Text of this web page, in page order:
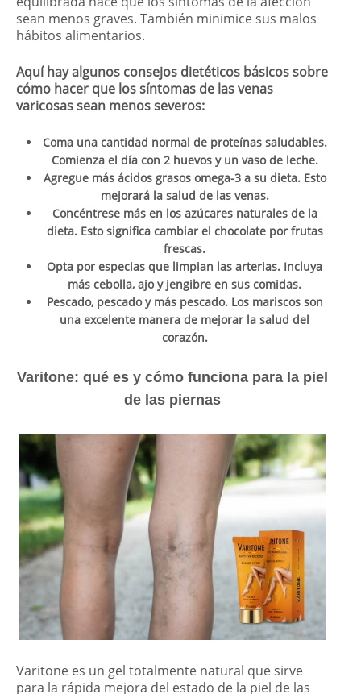
sean menos graves. También minimice sus malos
hábitos alimentarios.
Aquí hay algunos consejos dietéticos básicos sobre
cómo hacer que los síntomas de las venas
varicosas sean menos severos:
Coma una cantidad normal de proteínas saludables.
Comienza el día con 2 huevos y un vaso de leche.
Agregue más ácidos grasos omega-3 a su dieta. Esto
mejorará la salud de las venas.
Concéntrese más en los azúcares naturales de la
dieta. Esto significa cambiar el chocolate por frutas
frescas.
Opta por especias que limpian las arterias. Incluya
más cebolla, ajo y jengibre en sus comidas.
Pescado, pescado y más pescado. Los mariscos son
una excelente manera de mejorar la salud del
corazón.
Varitone: qué es y cómo funciona para la piel
de las piernas
Varitone es un gel totalmente natural que sirve
para la rápida mejora del estado de la piel de las